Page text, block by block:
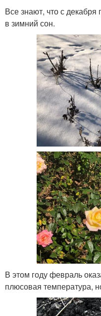
Все знают, что с
в зимний сон.
В этом году февраль
плюсовая температура,